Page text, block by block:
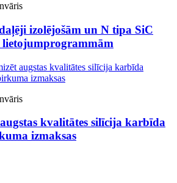
izolējošām un N tipa SiC
lietojumprogrammām
kvalitātes silīcija karbīda
izmaksas